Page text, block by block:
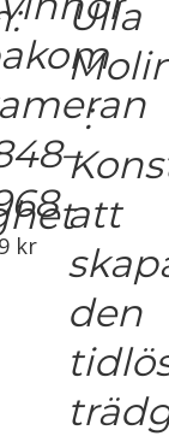
kr
Ulla
:
att
den